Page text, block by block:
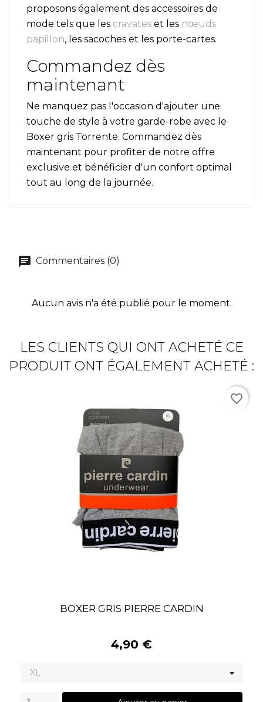
proposons également des accessoires de
mode tels que les cravates et les nœuds
papillon, les sacoches et les porte-cartes.
Commandez dès
maintenant
Ne manquez pas l'occasion d'ajouter une
touche de style à votre garde-robe avec le
Boxer gris Torrente. Commandez dès
maintenant pour profiter de notre offre
exclusive et bénéficier d'un confort optimal
tout au long de la journée.
Commentaires (0)
Aucun avis n'a été publié pour le moment.
LES CLIENTS QUI ONT ACHETÉ CE
PRODUIT ONT ÉGALEMENT ACHETÉ :
BOXER GRIS PIERRE CARDIN
4,90 €
favorite_border